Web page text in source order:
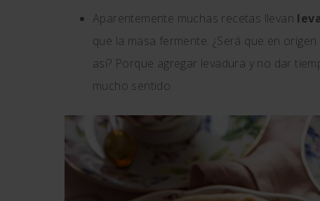
Aparentemente muchas recetas llevan
que la masa fermente. ¿Será que en
así? Porque agregar levadura y no dar
mucho sentido.